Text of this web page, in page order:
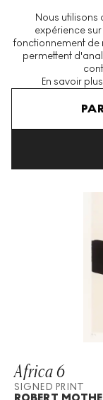
Nous utilisons
expérience
fonctionnement de
permettent
En savoir
La plus grande
Africa 6
SIGNED PRINT